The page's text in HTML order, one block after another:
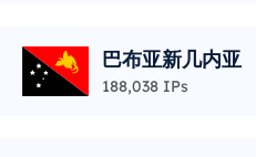
巴布亚新几内亚
188,038 IPs